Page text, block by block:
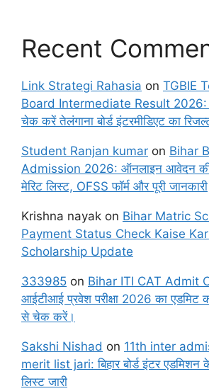
Recent
Link Strategi Rahasia on TGBIE
Board Intermediate Result
चेक करें तेलंगाना बोर्ड इंटरमीडिएट का
Student Ranjan kumar on Bihar
Admission 2026: ऑनलाइन आवेदन की
मेरिट लिस्ट, OFSS फॉर्म और पूरी जानकारी
Krishna nayak on Bihar Matric
Payment Status Check Kaise
Scholarship Update
333985 on Bihar ITI CAT Admit
आईटीआई प्रवेश परीक्षा 2026 का एडमिट
से चेक करें।
Sakshi Nishad on 11th inter
merit list jari: बिहार बोर्ड इंटर एडमिशन
लिस्ट जारी